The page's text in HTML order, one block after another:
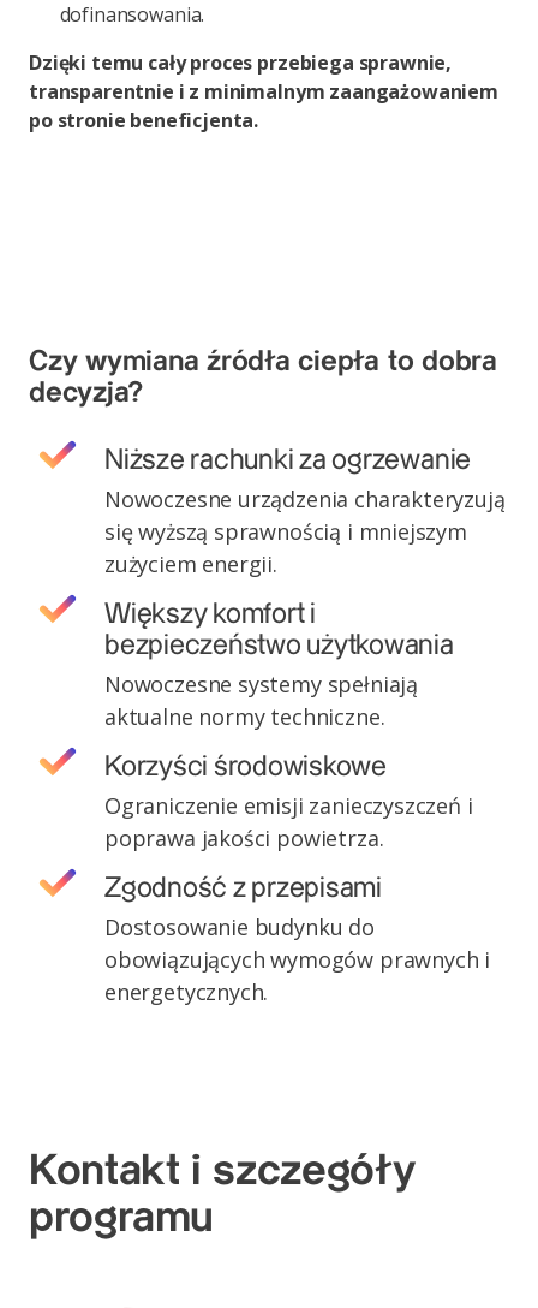
dofinansowania.
Dzięki temu cały proces przebiega sprawnie,
transparentnie i z minimalnym zaangażowaniem
po stronie beneficjenta.
Czy wymiana źródła ciepła to dobra
decyzja?
Niższe rachunki za ogrzewanie
Nowoczesne urządzenia charakteryzują
się wyższą sprawnością i mniejszym
zużyciem energii.
Większy komfort i
bezpieczeństwo użytkowania
Nowoczesne systemy spełniają
aktualne normy techniczne.
Korzyści środowiskowe
Ograniczenie emisji zanieczyszczeń i
poprawa jakości powietrza.
Zgodność z przepisami
Dostosowanie budynku do
obowiązujących wymogów prawnych i
energetycznych.
Kontakt i szczegóły
programu